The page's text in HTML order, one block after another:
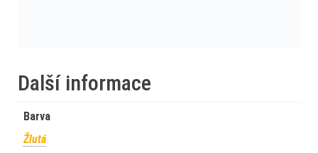
Další informace
Barva
Žlutá